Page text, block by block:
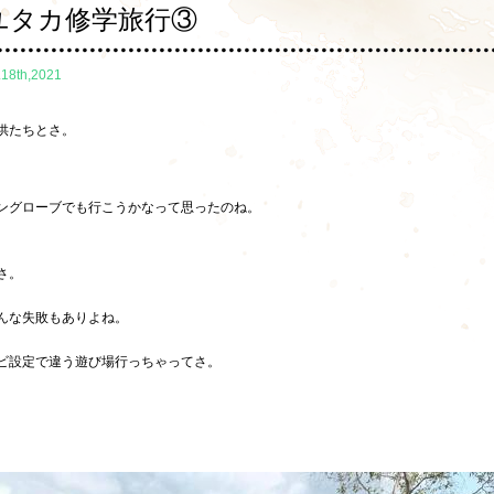
タカ修学旅行③
たちとさ。
グローブでも行こうかなって思ったのね。
。
な失敗もありよね。
設定で違う遊び場行っちゃってさ。